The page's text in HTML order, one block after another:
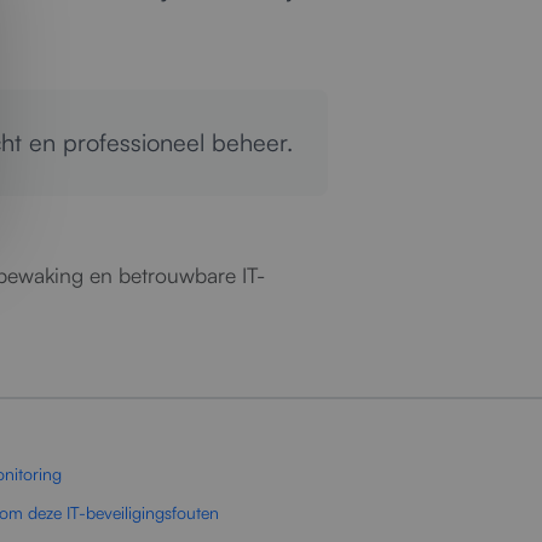
en professioneel beheer.
en betrouwbare IT-
deze IT-beveiligingsfouten